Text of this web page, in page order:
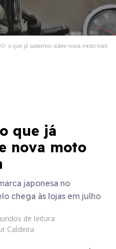
o que já sabemos sobre nova moto trail
que já
nova moto
japonesa no
chega às lojas em julho
de leitura
Caldeira